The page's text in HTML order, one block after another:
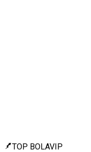
TOP BOLAVIP